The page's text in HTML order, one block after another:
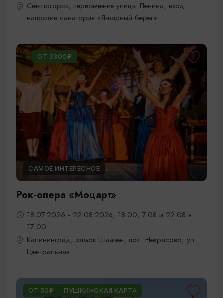
Светлогорск, пересечение улицы Ленина, вход
напротив санатория «Янтарный берег»
ОТ 3300₽
САМОЕ ИНТЕРЕСНОЕ
Рок-опера «Моцарт»
18.07.2026 - 22.08.2026, 18:00, 7.08 и 22.08 в
17:00
Калининград, замок Шаакен, пос. Некрасово, ул.
Центральная
ОТ 50₽ ПУШКИНСКАЯ КАРТА